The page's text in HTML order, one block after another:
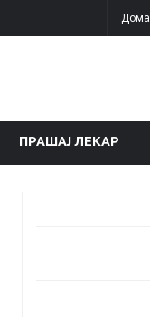
Дома
ПРАШАЈ ЛЕКАР